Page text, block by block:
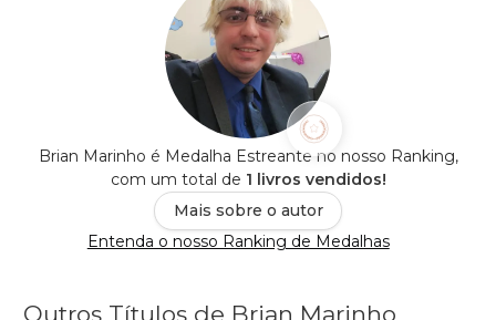
Brian Marinho é Medalha Estreante no nosso Ranking,
com um total de 1 livros vendidos!
Mais sobre o autor
Entenda o nosso Ranking de Medalhas
Outros Títulos de Brian Marinho